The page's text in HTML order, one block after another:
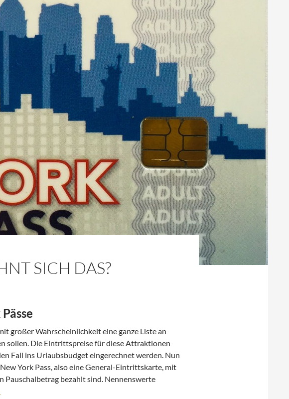
SICH DAS?
großer Wahrscheinlichkeit eine ganze Liste an
sollen. Die Eintrittspreise für diese Attraktionen
Fall ins Urlaubsbudget eingerechnet werden. Nun
York Pass, also eine General-Eintrittskarte, mit
Pauschalbetrag bezahlt sind. Nennenswerte
lohnt sich das?